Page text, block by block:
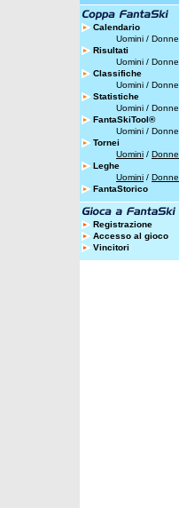
Calendario
Uomini / Donne
Risultati
Uomini / Donne
Classifiche
Uomini / Donne
Statistiche
Uomini / Donne
FantaSkiTool®
Uomini / Donne
Tornei
Uomini / Donne
Leghe
Uomini / Donne
FantaStorico
Registrazione
Accesso al gioco
Vincitori